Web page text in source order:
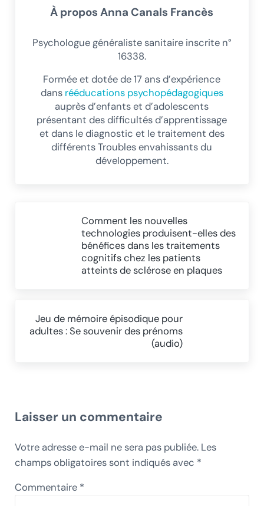
À proposAnna Canals Francès
Psychologue généraliste sanitaire inscrite n°
16338.
Formée et dotée de 17 ans d’expérience
dans rééducations psychopédagogiques
auprès d’enfants et d’adolescents
présentant des difficultés d’apprentissage
et dans le diagnostic et le traitement des
différents Troubles envahissants du
développement.
Comment les nouvelles
technologies produisent-elles des
bénéfices dans les traitements
cognitifs chez les patients
atteints de sclérose en plaques
Jeu de mémoire épisodique pour
adultes : Se souvenir des prénoms
(audio)
Laisser un commentaire
Votre adresse e-mail ne sera pas publiée. Les
champs obligatoires sont indiqués avec *
Commentaire *